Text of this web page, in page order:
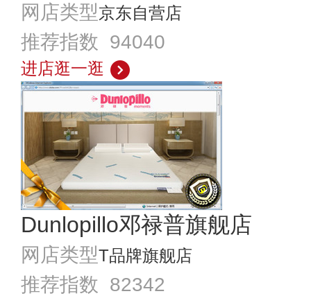
网店类型京东自营店
推荐指数 94040
进店逛一逛
Dunlopillo邓禄普旗舰店
网店类型T品牌旗舰店
推荐指数 82342